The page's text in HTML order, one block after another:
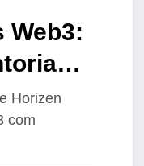
Web3:
Horizen
com